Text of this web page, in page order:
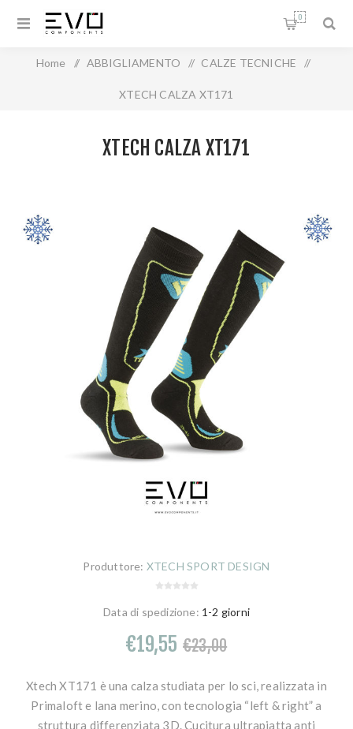
0
Home / ABBIGLIAMENTO / CALZE TECNICHE /
XTECH CALZA XT171
XTECH CALZA XT171
Produttore: XTECH SPORT DESIGN
Data di spedizione: 1-2 giorni
€19,55 €23,00
Xtech XT171 è una calza studiata per lo sci, realizzata in
Primaloft e lana merino, con tecnologia “left & right” a
struttura differenziata 3D. Cucitura ultrapiatta anti